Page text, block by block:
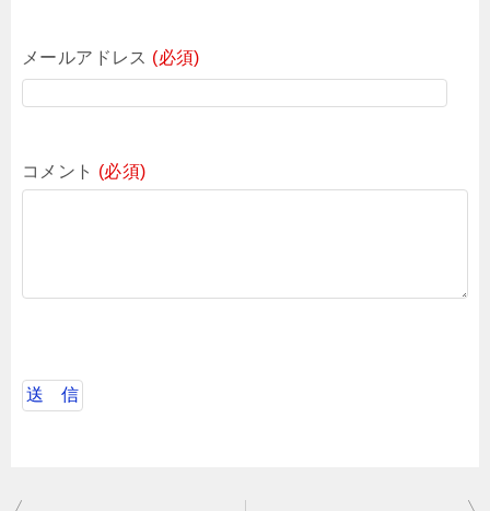
メールアドレス (必須)
コメント (必須)